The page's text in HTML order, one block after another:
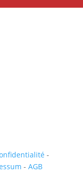
-
-AGB